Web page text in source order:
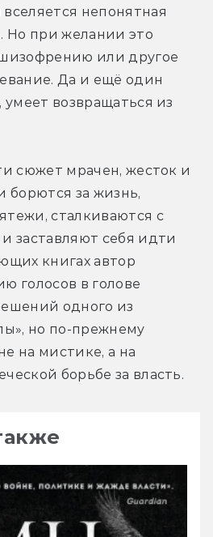
непонятная
Но при желании это
или другое
Да и ещё один
умеет возвращаться из
сюжет мрачен, жесток и
борются за жизнь,
сталкиваются с
заставляют себя идти
книгах автор
голосов в голове
одного из
но по-прежнему
на мистике, а на
борьбе за власть.